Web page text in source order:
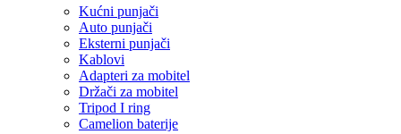
Kućni punjači
Auto punjači
Eksterni punjači
Kablovi
Adapteri za mobitel
Držači za mobitel
Tripod I ring
Camelion baterije